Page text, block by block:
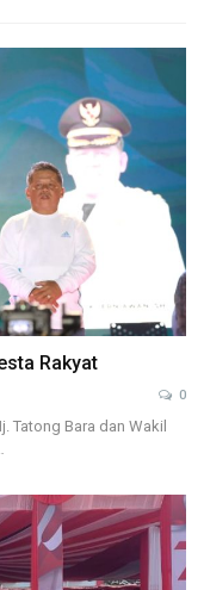
Rakyat
0
Tatong Bara dan Wakil